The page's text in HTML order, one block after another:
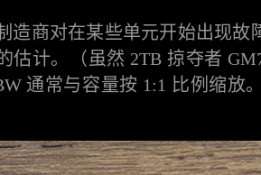
造商对在某些单元开始出现
估计。（虽然 2TB 掠夺者
通常与容量按 1:1 比例缩放